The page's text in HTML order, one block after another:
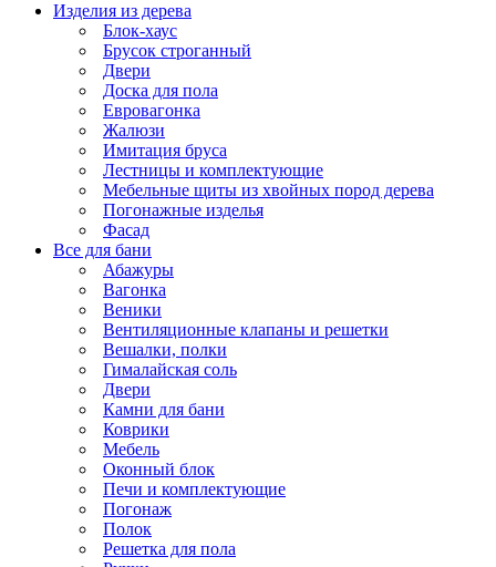
Изделия из дерева
Блок-хаус
Брусок строганный
Двери
Доска для пола
Евровагонка
Жалюзи
Имитация бруса
Лестницы и комплектующие
Мебельные щиты из хвойных пород дерева
Погонажные изделья
Фасад
Все для бани
Абажуры
Вагонка
Веники
Вентиляционные клапаны и решетки
Вешалки, полки
Гималайская соль
Двери
Камни для бани
Коврики
Мебель
Оконный блок
Печи и комплектующие
Погонаж
Полок
Решетка для пола